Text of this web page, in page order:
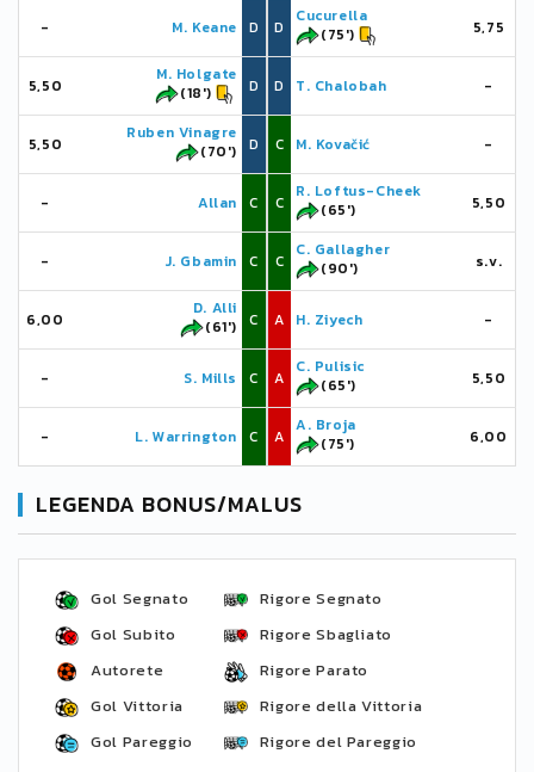
- M. Keane D
5,50
M. Holgate
(18')
D
5,50
Ruben Vinagre
(70')
D
- Allan C
- J. Gbamin C
6,00
D. Alli
(61')
C
- S. Mills C
- L. Warrington C
D
Cucurella
(75')
5,75
D T. Chalobah -
C M. Kovačić -
C
R. Loftus-Cheek
(65')
5,50
C
C. Gallagher
(90')
s.v.
A H. Ziyech -
A
C. Pulisic
(65')
5,50
A
A. Broja
(75')
6,00
LEGENDA BONUS/MALUS
Gol Segnato
Gol Subito
Autorete
Gol Vittoria
Gol Pareggio
Rigore Segnato
Rigore Sbagliato
Rigore Parato
Rigore della Vittoria
Rigore del Pareggio